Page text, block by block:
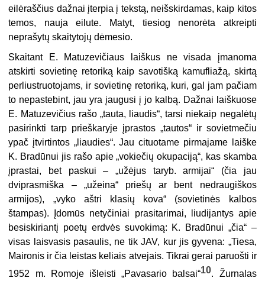
eilėraščius dažnai įterpia į tekstą, neišskirdamas, kaip kitos
temos, nauja eilute. Matyt, tiesiog nenorėta atkreipti
neprašytų skaitytojų dėmesio.
Skaitant E. Matuzevičiaus laiškus ne visada įmanoma
atskirti sovietinę retoriką kaip savotišką kamufliažą, skirtą
perliustruotojams, ir sovietinę retoriką, kuri, gal jam pačiam
to nepastebint, jau yra įaugusi į jo kalbą. Dažnai laiškuose
E. Matuzevičius rašo „tauta, liaudis“, tarsi niekaip negalėtų
pasirinkti tarp prieškaryje įprastos „tautos“ ir sovietmečiu
ypač įtvirtintos „liaudies“. Jau cituotame pirmajame laiške
K. Bradūnui jis rašo apie „vokiečių okupaciją“, kas skamba
įprastai, bet paskui – „užėjus taryb. armijai“ (čia jau
dviprasmiška – „užeina“ priešų ar bent nedraugiškos
armijos), „vyko aštri klasių kova“ (sovietinės kalbos
štampas). Įdomūs netyčiniai prasitarimai, liudijantys apie
besiskiriantį poetų erdvės suvokimą: K. Bradūnui „čia“ –
visas laisvasis pasaulis, ne tik JAV, kur jis gyvena: „Tiesa,
Maironis ir čia leistas keliais atvejais. Tikrai gerai paruošti ir
1952 m. Romoje išleisti „Pavasario balsai“10. Žurnalas